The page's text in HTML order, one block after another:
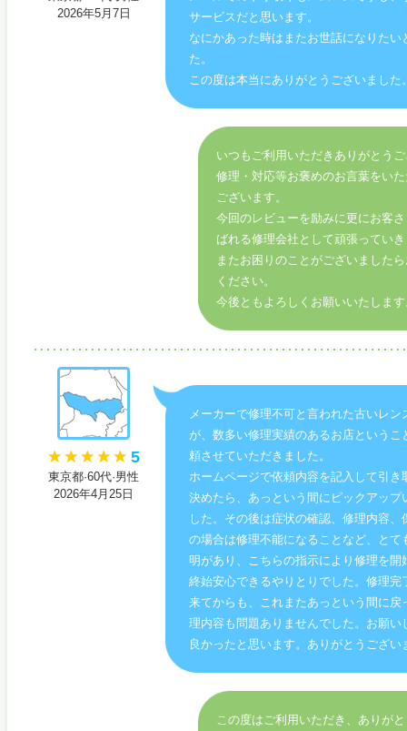
2026年5月7日
サービスだと思います。
なにかあった時はまたお世話になりたい
た。
この度は本当にありがとうございました
いつもご利用いただきありがとう
修理・対応等お褒めのお言葉をい
ございます。
今回のレビューを励みに更にお客
ばれる修理会社として頑張ってい
またお困りのことがございました
ください。
今後ともよろしくお願いいたしま
5
東京都·60代·男性
2026年4月25日
メーカーで修理不可と言われた古いレン
が、数多い修理実績のあるお店というこ
頼させていただきました。
ホームページで依頼内容を記入して引き
決めたら、あっという間にピックアップ
した。その後は症状の確認、修理内容、
の場合は修理不能になることなど、とて
明があり、こちらの指示により修理を開
終始安心できるやりとりでした。修理完
来てからも、これまたあっという間に戻
理内容も問題ありませんでした。お願い
良かったと思います。ありがとうござい
この度はご利用いただき、ありが